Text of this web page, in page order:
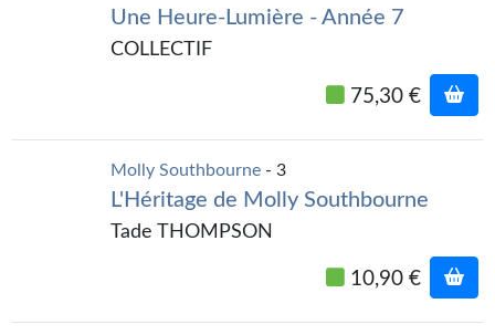
Goodies Gotland
Tirages d’art Une Heure-Lumière
Revue de presse
Récompenses
Une Heure-Lumière - Année 7
COLLECTIF
75,30 €
Molly Southbourne - 3
L'Héritage de Molly Southbourne
Tade THOMPSON
10,90 €